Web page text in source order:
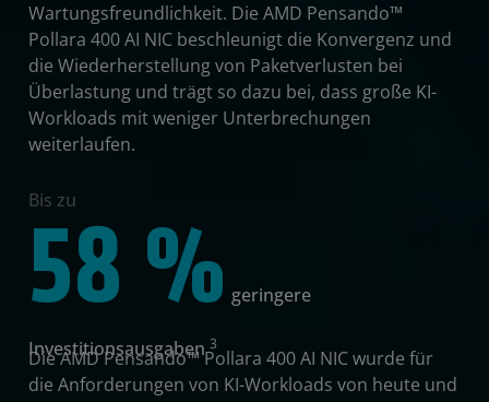
Wartungsfreundlichkeit. Die AMD Pensando™
Pollara 400 AI NIC beschleunigt die Konvergenz und
die Wiederherstellung von Paketverlusten bei
Überlastung und trägt so dazu bei, dass große KI-
Workloads mit weniger Unterbrechungen
weiterlaufen.
Bis zu
58 % geringere
Investitionsausgaben 3
Die AMD Pensando™ Pollara 400 AI NIC wurde für
die Anforderungen von KI-Workloads von heute und